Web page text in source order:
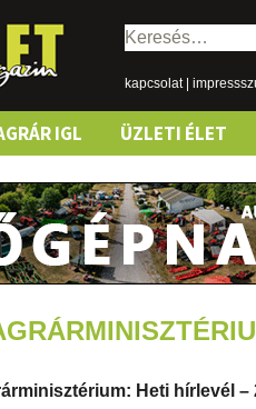
Keresés:
kapcsolat|
IGL ÜZLETI ÉLET
Heti hírlevél –